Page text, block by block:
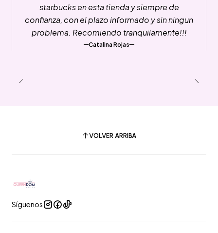
starbucks en esta tienda y siempre de
confianza, con el plazo informado y sin ningun
problema. Recomiendo tranquilamente!!!
Catalina Rojas
VOLVER ARRIBA
Síguenos